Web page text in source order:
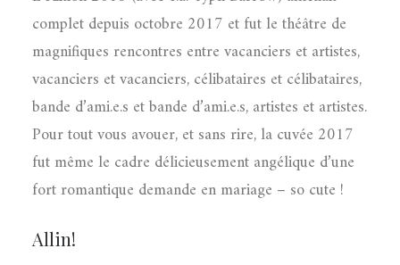
complet depuis octobre 2017 et fut le théâtre de
magnifiques rencontres entre vacanciers et artistes,
vacanciers et vacanciers, célibataires et célibataires,
bande d’ami.e.s et bande d’ami.e.s, artistes et artistes.
Pour tout vous avouer, et sans rire, la cuvée 2017
fut même le cadre délicieusement angélique d’une
fort romantique demande en mariage – so cute !
Allin!